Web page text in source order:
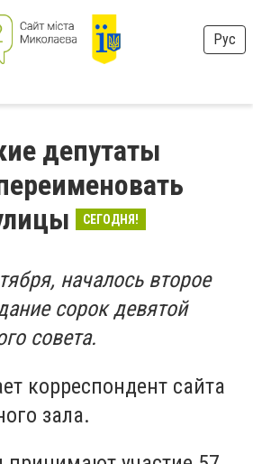
Рус
депутаты
СЕГОДНЯ!
началось второе
сорок девятой
совета.
корреспондент сайта
зала.